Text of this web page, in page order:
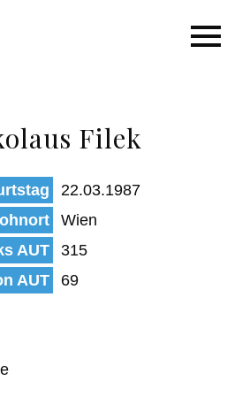
Filek
22.03.1987
Wien
AUT
315
AUT
69
Liste